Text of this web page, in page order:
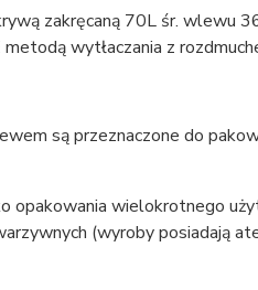
zakręcaną 70L śr. wlewu
wytłaczania z
są przeznaczone do
opakowania wielokrotnego
(wyroby posiadają